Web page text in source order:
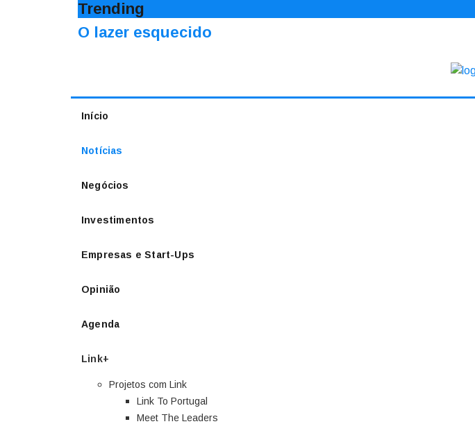
Trending
O lazer esquecido
Início
Notícias
Negócios
Investimentos
Empresas e Start-Ups
Opinião
Agenda
Link+
Projetos com Link
Link To Portugal
Meet The Leaders